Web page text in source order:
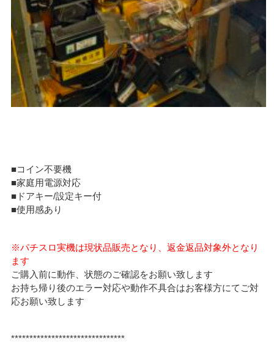
■コイン不要機
■家庭用電源対応
■ドアキー/設定キー付
■使用感あり
※パチスロ実機は現状品販売となり、返金返品対象外となり
ます
ご購入前に動作、状態のご確認をお願い致します
お持ち帰り後のエラー対応や動作不具合はお客様方にてご対
応お願い致します
*******************************